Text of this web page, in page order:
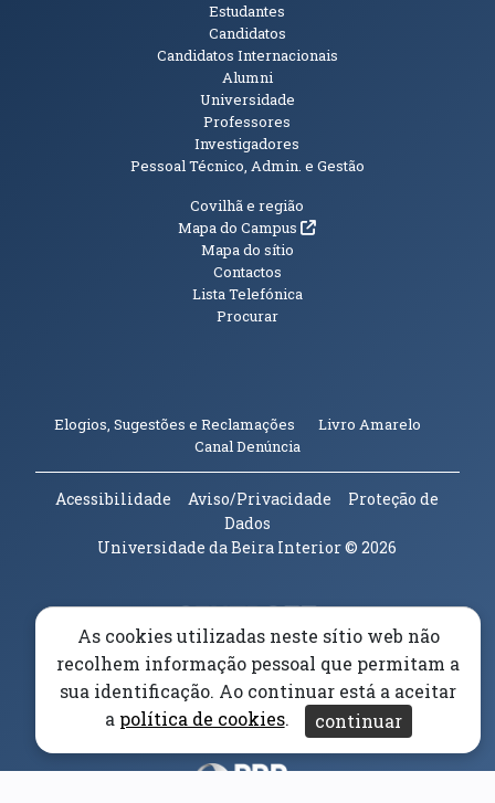
Estudantes
Candidatos
Candidatos Internacionais
Alumni
Universidade
Professores
Investigadores
Pessoal Técnico, Admin. e Gestão
Informações Adicionais
Covilhã e região
Mapa do Campus(abre em nova janela)
Mapa do sítio
Contactos
Lista Telefónica
Procurar
Elogios, Sugestões e Reclamações Livro Amarelo
Canal Denúncia(abre em nova janela)
Acessibilidade Aviso/Privacidade
Proteção de
Dados
Universidade da Beira Interior© 2026
Parceiros e Financiadores(abre em nova janela)
(abre em nova janela)
(abre em nova janela)
(abre em nova janela)
As cookies utilizadas neste sítio web não
recolhem informação pessoal que permitam a
sua identificação. Ao continuar está a aceitar
a política de cookies. continuar